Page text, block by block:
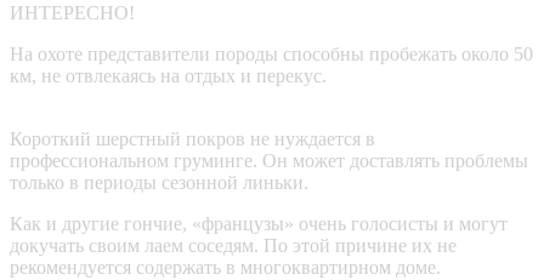
ИНТЕРЕСНО!
На охоте представители породы способны пробежать около 50
км, не отвлекаясь на отдых и перекус.
Короткий шерстный покров не нуждается в
профессиональном груминге. Он может доставлять проблемы
только в периоды сезонной линьки.
Как и другие гончие, «французы» очень голосисты и могут
докучать своим лаем соседям. По этой причине их не
рекомендуется содержать в многоквартирном доме.